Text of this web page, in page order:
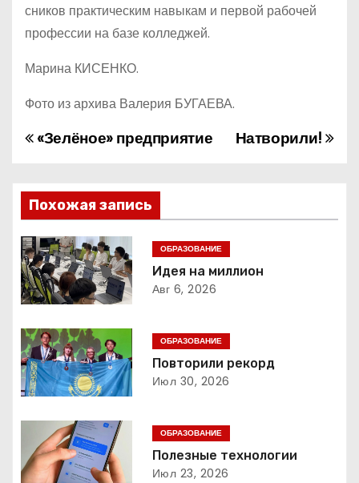
сников практическим навыкам и первой рабочей
профессии на базе колледжей.
Марина КИСЕНКО.
Фото из архива Валерия БУГАЕВА.
Н
в
и
г
а
ц
и
я
п
Натворили!
«Зелёное» предприятие
Похожая запись
ОБРАЗОВАНИЕ
Идея на миллион
Авг 6, 2026
ОБРАЗОВАНИЕ
Повторили рекорд
Июл 30, 2026
ОБРАЗОВАНИЕ
Полезные технологии
Июл 23, 2026